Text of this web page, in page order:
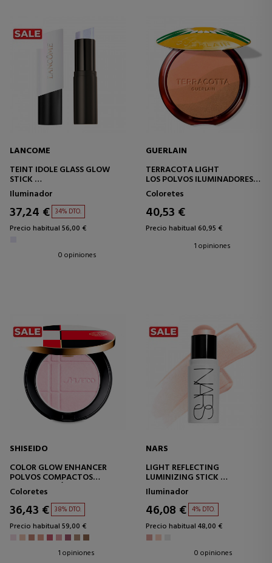
LANCOME
TEINT IDOLE GLASS GLOW
STICK
ILUMINADOR EFECTO GLASS
SKIN LUMINOSO
Iluminador
37,24 € 34% DTO.
Precio habitual 56,00 €
0 opiniones
GUERLAIN
TERRACOTA LIGHT
LOS POLVOS ILUMINADORES
EFECTO BUENA CARA
NATURAL - 96 % DE
INGREDIENTES DE ORIGEN
NATURAL
Coloretes
40,53 €
Precio habitual 60,95 €
1 opiniones
SHISEIDO
COLOR GLOW ENHANCER
POLVOS COMPACTOS
MULTIFUNCIÓN
Coloretes
36,43 € 38% DTO.
Precio habitual 59,00 €
1 opiniones
NARS
LIGHT REFLECTING
LUMINIZING STICK
STICK ILUMINADOR
MULTIUSOS
Iluminador
46,08 € 4% DTO.
Precio habitual 48,00 €
0 opiniones